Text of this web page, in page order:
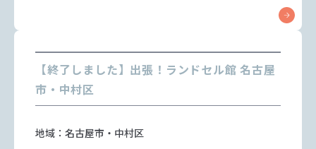
【終了しました】出張！ランドセル館 名古屋
市・中村区
地域：名古屋市・中村区